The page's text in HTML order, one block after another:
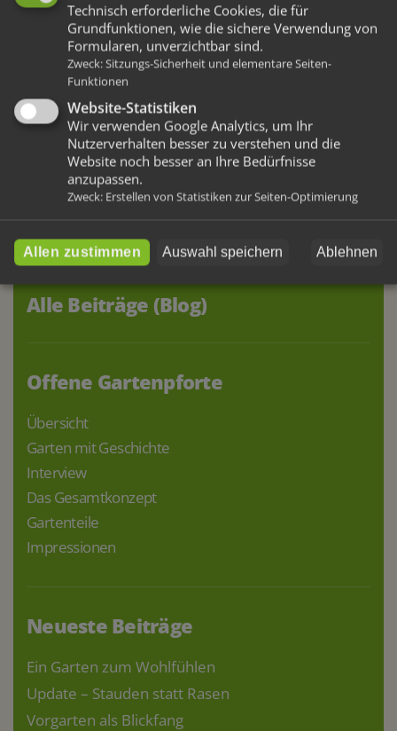
Wesser Aktuell
Hier regt sich viel
Erfahren Sie Neuigkeiten von den Wesser-
Glücksbringern, informieren Sie sich zu aktuellen
Events und finden Sie hilfreiche Informationen.
freuen uns auf Sie!
Alle Beiträge (Blog)
Offene Gartenpforte
Übersicht
Garten mit Geschichte
Interview
Das Gesamtkonzept
Gartenteile
Impressionen
Neueste Beiträge
Ein Garten zum Wohlfühlen
Update – Stauden statt Rasen
Vorgarten als Blickfang
Technisch erforderliche Cookies, die für
Grundfunktionen, wie die sichere Verwendung von
Formularen, unverzichtbar sind.
Zweck:Sitzungs-Sicherheit und elementare Seiten-
Funktionen
Website-Statistiken
Wir verwenden Google Analytics, um Ihr
Nutzerverhalten besser zu verstehen und die
Website noch besser an Ihre Bedürfnisse
anzupassen.
Zweck: Erstellen von Statistiken zur Seiten-Optimierung
Allen zustimmen Auswahl speichern Ablehnen